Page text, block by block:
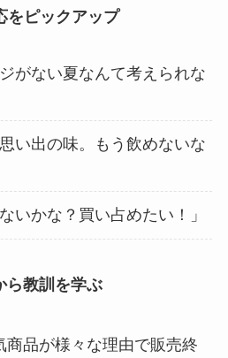
をピックアップ
がない夏なんて考えられな
い出の味。もう飲めないな
いかな？買い占めたい！」
ら教訓を学ぶ
商品が様々な理由で販売終